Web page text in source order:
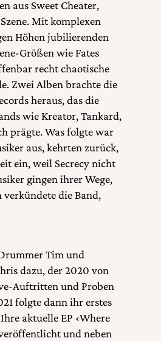
aus Sweet Cheater,
Mit komplexen
Höhen jubilierenden
Größen wie Fates
recht chaotische
Zwei Alben brachte die
heraus, das die
wie Kreator, Tankard,
prägte. Was folgte war
aus, kehrten zurück,
ein, weil Secrecy nicht
gingen ihrer Wege,
die Band,
Tim und
dazu, der 2020 von
Auftritten und Proben
folgte dann ihr erstes
aktuelle EP ‹Where
und neben